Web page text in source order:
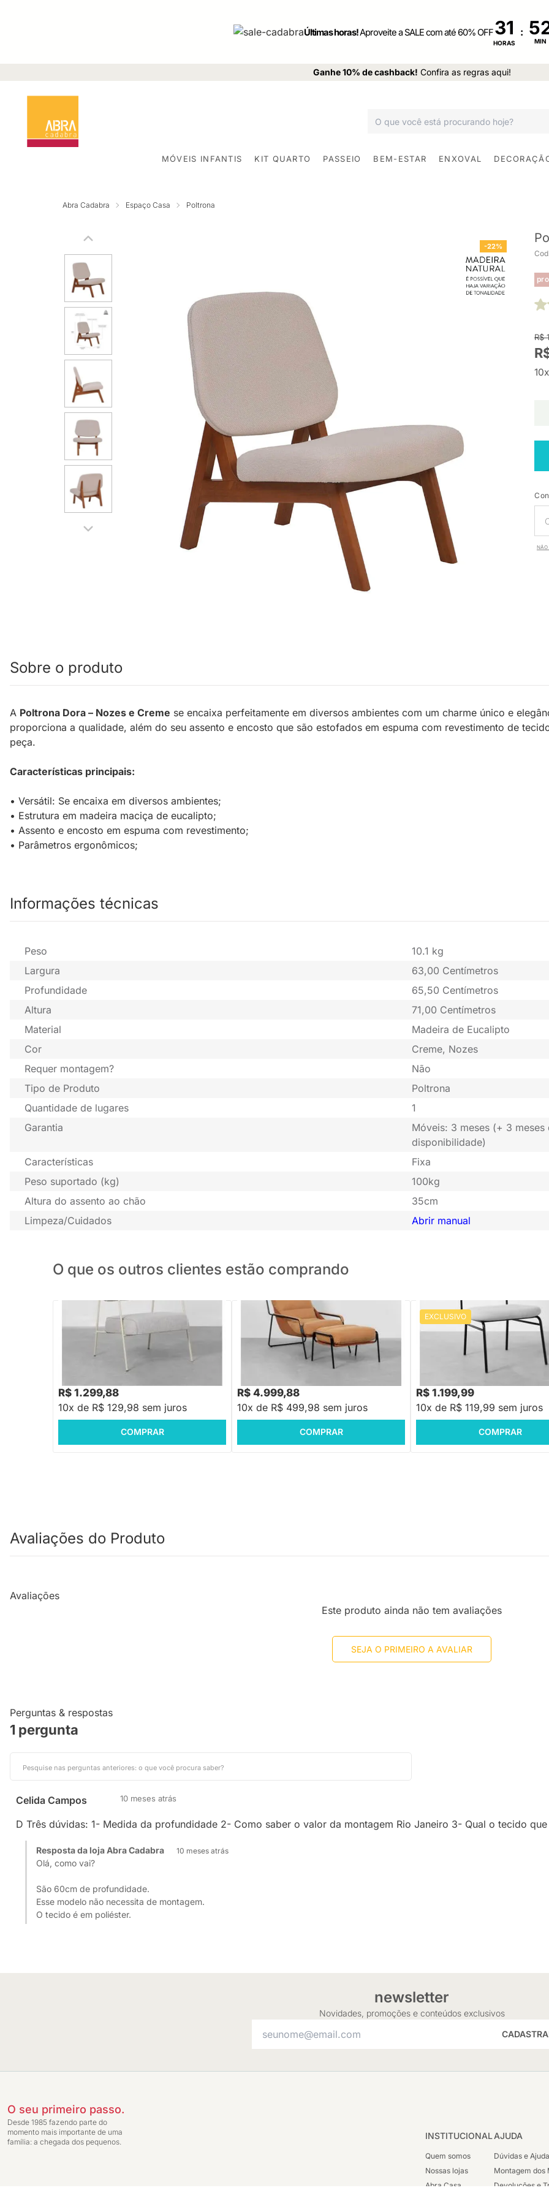
Últimas horas!Aproveite a SALE com até 60% OFF31
HORAS
:
MIN
Ganhe 10% de cashback! Confira as regras aqui!
MÓVEIS INFANTIS KIT QUARTO PASSEIO BEM-ESTAR ENXOVAL
Abra Cadabra Espaço Casa Poltrona
-22%
R$
NÃO
Sobre o produto
A Poltrona Dora – Nozes e Creme se encaixa perfeitamente em diversos ambientes com um charme único e
proporciona a qualidade, além do seu assento e encosto que são estofados em espuma com revestimento de
peça.
Características principais:
• Versátil: Se encaixa em diversos ambientes;
• Estrutura em madeira maciça de eucalipto;
• Assento e encosto em espuma com revestimento;
• Parâmetros ergonômicos;
Informações técnicas
Peso
10.1 kg
Largura
63,00 Centímetros
Profundidade
65,50 Centímetros
Altura
71,00 Centímetros
Material
Madeira de Eucalipto
Cor
Creme, Nozes
Requer montagem?
Não
Tipo de Produto
Poltrona
Quantidade de lugares
1
Garantia
Móveis: 3 meses (+ 3
disponibilidade)
Características
Fixa
Peso suportado (kg)
100kg
Altura do assento ao chão
35cm
Limpeza/Cuidados
Abrir manual
O que os outros clientes estão comprando
PRONTA ENTREGA
Poltrona Hall - Bege e Papiro
R$ 1.299,88
10x de R$ 129,98 sem juros
COMPRAR
Poltrona Maggiolina com Puff - Terra e
Ocre
R$ 4.999,88
10x de R$ 499,98 sem juros
COMPRAR
EXCLUSIVO PRONTA ENTREGA
Poltrona Natu Assento Boucle
Linho Encosto Terracota
R$ 1.199,99
10x de R$ 119,99 sem juros
COMPRAR
Avaliações do Produto
Avaliações
Este produto ainda não tem avaliações
SEJA O PRIMEIRO A AVALIAR
Perguntas & respostas
1 pergunta
Celida Campos 10 meses atrás
D Três dúvidas: 1- Medida da profundidade 2- Como saber o valor da montagem Rio Janeiro 3- Qual o tecido
Resposta da loja Abra Cadabra 10 meses atrás
Olá, como vai?
São 60cm de profundidade.
Esse modelo não necessita de montagem.
newsletter
Novidades, promoções e conteúdos exclusivos
O seu primeiro passo.
Desde 1985 fazendo parte do
momento mais importante de uma
família: a chegada dos pequenos.
INSTITUCIONAL
Quem somos
Nossas lojas
Abra Casa
AJUDA
Dúvidas e
Montagem dos
Devoluções e